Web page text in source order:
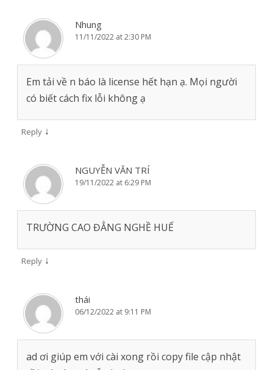
Nhung
11/11/2022 at 2:30 PM
Em tải về n báo là license hết hạn ạ. Mọi người
có biết cách fix lỗi không ạ
Reply ↓
NGUYỄN VĂN TRÍ
19/11/2022 at 6:29 PM
TRƯỜNG CAO ĐẲNG NGHỀ HUẾ
Reply ↓
thái
06/12/2022 at 9:11 PM
ad ơi giúp em với cài xong rồi copy file cập nhật